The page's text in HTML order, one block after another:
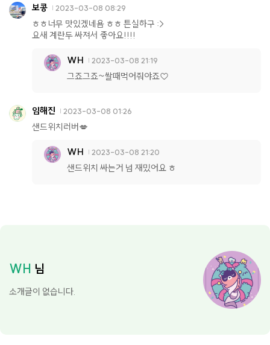
보콩 2023-03-08 08:29
ㅎㅎ너무 맛있겠네욤 ㅎㅎ 튼실하구 :>
요새 계란두 싸져서 좋아요!!!!
WH 2023-03-08 21:19
그죠그죠~쌀때먹어줘야죠♡
임해진 2023-03-08 01:26
샌드위치러버💋
WH 2023-03-08 21:20
샌드위치 싸는거 넘 재밌어요 ㅎ
WH 님
소개글이 없습니다.